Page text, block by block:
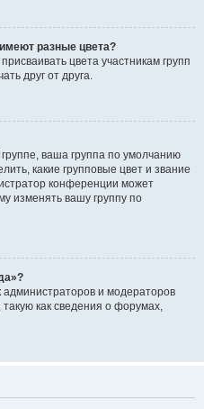
разные цвета?
цвета участникам групп
друг от друга.
ваша группа по умолчанию
какие групповые цвет и звание
конференции может
изменять вашу группу по
и модераторов
как сведения о форумах,